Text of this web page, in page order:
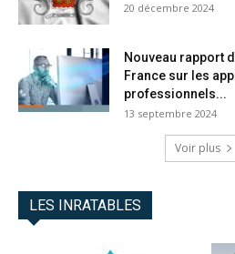
20 décembre 2024
Nouveau rapport
France sur les
professionnels...
13 septembre 2024
Voir plus
LES INRATABLES